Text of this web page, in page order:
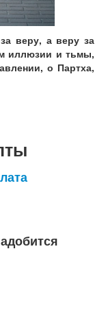
веру, а веру за
иллюзии и тьмы,
о Партха,